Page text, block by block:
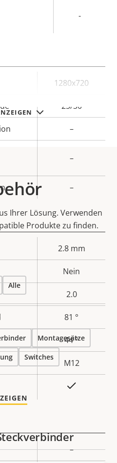
-
Eigentumswert
1280x720
25/30
–
–
–
Eigentumswert
2.8 mm
Nein
2.0
81 °
44 °
M12
Eigentumswert
–
Ihrer Lösung. Verwenden
Produkte zu finden.
Alle
Montagesätze
Switches